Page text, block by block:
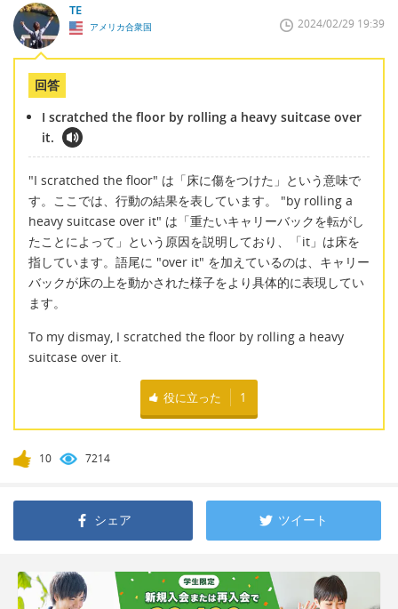
TE
アメリカ合衆国 2024/02/29 19:39
回答
I scratched the floor by rolling a heavy suitcase over
it.
"I scratched the floor" は「床に傷をつけた」という意味で
す。ここでは、行動の結果を表しています。 "by rolling a
heavy suitcase over it" は「重たいキャリーバックを転がし
たことによって」という原因を説明しており、「it」は床を
指しています。語尾に "over it" を加えているのは、キャリー
バックが床の上を動かされた様子をより具体的に表現してい
ます。
To my dismay, I scratched the floor by rolling a heavy
suitcase over it.
役に立った 1
10 7214
シェア ツイート